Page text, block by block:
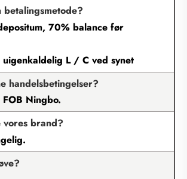
70% balance før
L / C ved synet
handelsbetingelser?
Ningbo.
brand?